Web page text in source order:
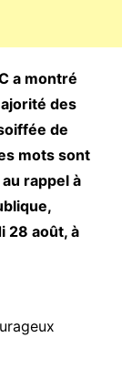
a montré
des
de
mots sont
rappel à
28 août, à